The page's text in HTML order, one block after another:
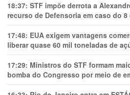
18:37: STF impõe derrota a
recurso de Defensoria em caso do 8
17:48: EUA exigem vantagens
liberar quase 60 mil toneladas de
17:29: Ministros do STF formam
bomba do Congresso por meio de